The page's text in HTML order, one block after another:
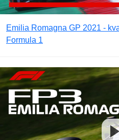
Emilia Romagna GP 2021 -
Formula 1